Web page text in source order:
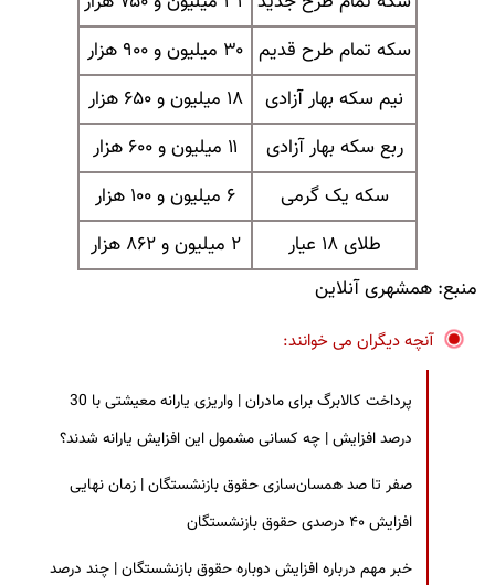
سکه تمام طرح قدیم ۳۰ میلیون و ۹۰۰ هزار
نیم سکه بهار آزادی
۱۸ میلیون و ۶۵۰ هزار
ربع سکه بهار آزادی
۱۱ میلیون و ۶۰۰ هزار
سکه یک گرمی
۶ میلیون و ۱۰۰ هزار
طلای ۱۸ عیار
۲ میلیون و ۸۶۲ هزار
منبع: همشهری آنلاین
آنچه دیگران می خوانند:
پرداخت کالابرگ برای مادران | واریزی یارانه معیشتی با 30
درصد افزایش | چه کسانی مشمول این افزایش یارانه شدند؟
صفر تا صد همسان‌سازی حقوق بازنشستگان | زمان نهایی
افزایش ۴۰ درصدی حقوق بازنشستگان
خبر مهم درباره افزایش دوباره حقوق بازنشستگان | چند درصد